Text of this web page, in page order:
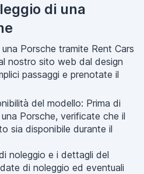
di una
Porsche tramite Rent Cars
nostro sito web dal design
passaggi e prenotate il
del modello: Prima di
Porsche, verificate che il
sia disponibile durante il
noleggio e i dettagli del
di noleggio ed eventuali